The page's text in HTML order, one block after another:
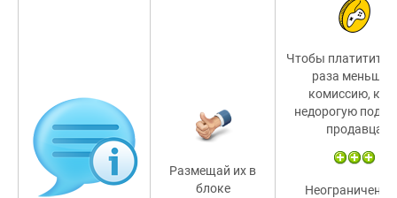
Размещай их в
блоке
Чтобы платитить
раза меньшую
комиссию,
недорогую
продавца
Неограниченно